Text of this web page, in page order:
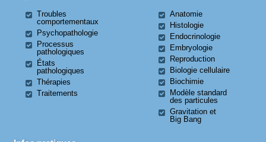
Troubles
comportementaux
Psychopathologie
Processus
pathologiques
États
pathologiques
Thérapies
Traitements
Anatomie
Histologie
Endocrinologie
Embryologie
Reproduction
Biologie cellulaire
Biochimie
Modèle standard
des particules
Gravitation et
Big Bang